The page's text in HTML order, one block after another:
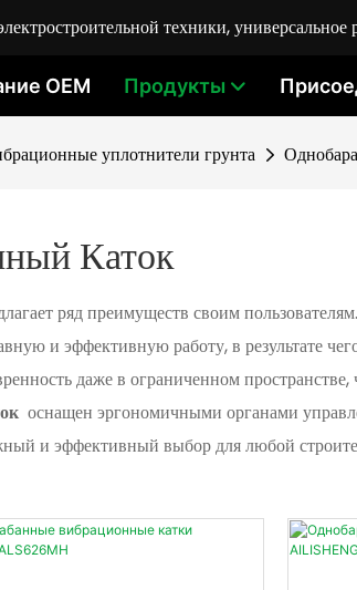
техники, универсальное
OEM Продукты
уплотнители грунта
Каток
ряд преимуществ своим
и эффективную работу, в результате
даже в ограниченном
оснащен эргономичными органами
и эффективный выбор для любой